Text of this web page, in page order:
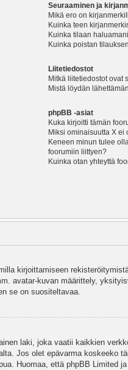
Seuraaminen ja
Mikä ero on
Kuinka teen
Kuinka tilaan
Kuinka poistan
Liitetiedostot
Mitkä liitetiedostot ovat
Mistä löydän
phpBB -asiat
Kuka kirjoitti tämän
Miksi ominaisuutta X ei
Keneen minun tulee
foorumiin liittyen?
Kuinka otan yhteyttä
kirjoittamiseen
avatar-kuvan määrittely,
se on suositeltavaa.
laki, joka vaatii kaikkien
Jos olet epävarma koskeeko
Huomaa, että phpBB Limited